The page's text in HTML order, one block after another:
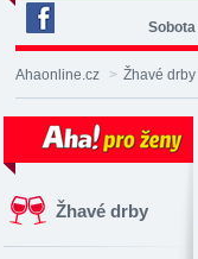
Deník
Aha!
na
Sobota
Ahaonline.cz > Žhavé drby
Žhavé drby